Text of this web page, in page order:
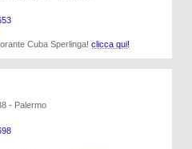
Cuba Sperlinga! clicca qui!
- Palermo